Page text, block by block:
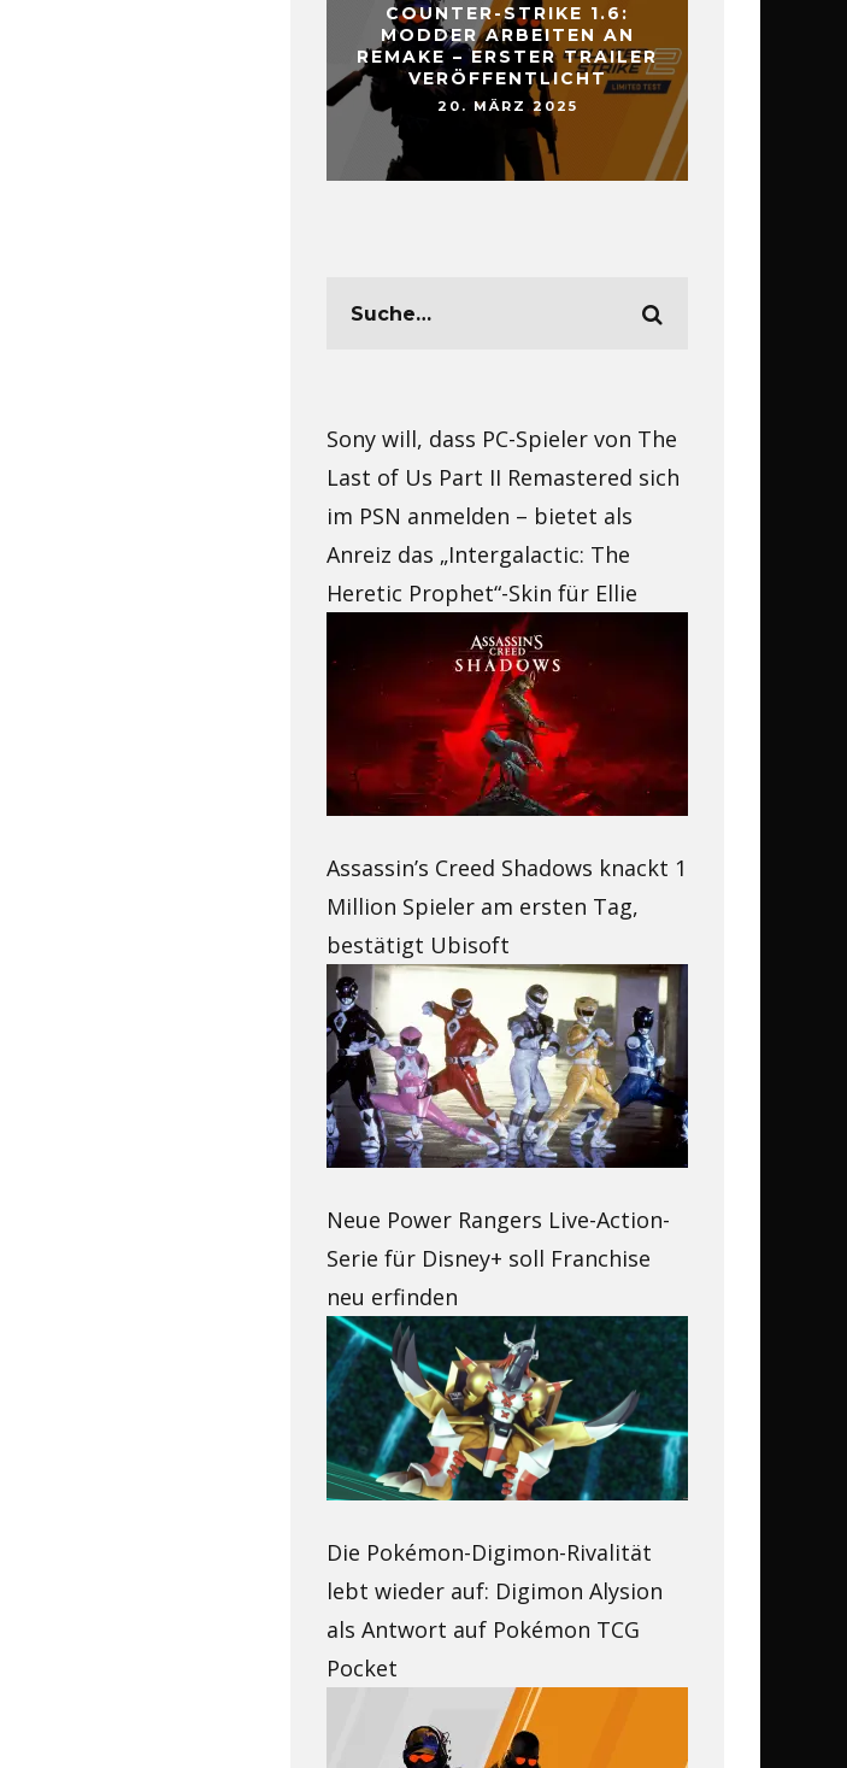
COUNTER-STRIKE 1.6:
MODDER ARBEITEN AN
REMAKE – ERSTER TRAILER
VERÖFFENTLICHT
20. MÄRZ 2025
Sony will, dass PC-Spieler von The
Last of Us Part II Remastered sich
im PSN anmelden – bietet als
Anreiz das „Intergalactic: The
Heretic Prophet“-Skin für Ellie
Assassin’s Creed Shadows knackt 1
Million Spieler am ersten Tag,
bestätigt Ubisoft
Neue Power Rangers Live-Action-
Serie für Disney+ soll Franchise
neu erfinden
Die Pokémon-Digimon-Rivalität
lebt wieder auf: Digimon Alysion
als Antwort auf Pokémon TCG
Pocket